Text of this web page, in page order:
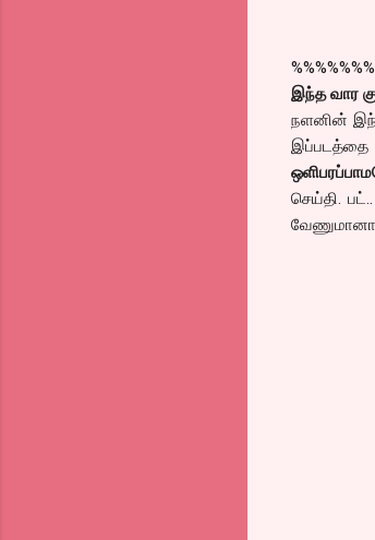
இந்த வார
நளனின்
இப்படத்தை
செய்தி.